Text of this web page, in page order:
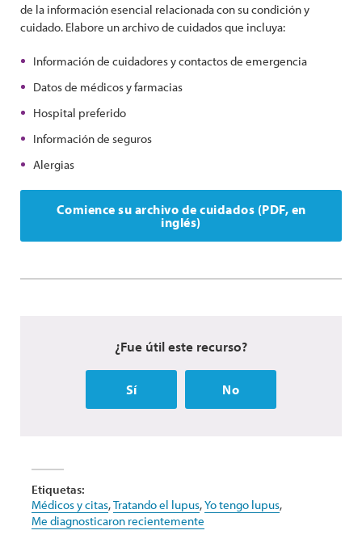
de la información esencial relacionada con su condición y
cuidado. Elabore un archivo de cuidados que incluya:
Información de cuidadores y contactos de emergencia
Datos de médicos y farmacias
Hospital preferido
Información de seguros
Alergias
Comience su archivo de cuidados (PDF, en
inglés)
¿Fue útil este recurso?
Sí No
Etiquetas:
Médicos y citas,Tratando el lupus,Yo tengo lupus,
Me diagnosticaron recientemente